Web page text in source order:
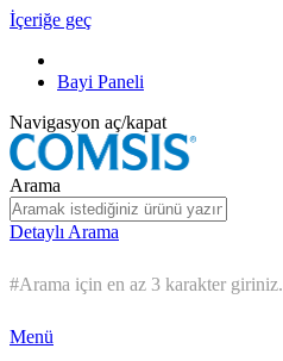
İçeriğe geç
Bayi Paneli
Navigasyon aç/kapat
Arama
Detaylı Arama
#Arama için en az 3 karakter giriniz.
Menü